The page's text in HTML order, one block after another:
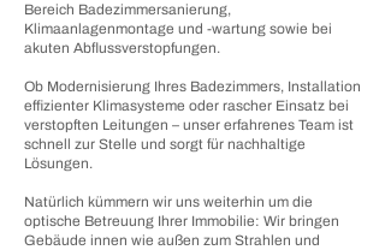
Bereich Badezimmersanierung,
Klimaanlagenmontage und -wartung sowie bei
akuten Abflussverstopfungen.
Ob Modernisierung Ihres Badezimmers, Installation
effizienter Klimasysteme oder rascher Einsatz bei
verstopften Leitungen – unser erfahrenes Team ist
schnell zur Stelle und sorgt für nachhaltige
Lösungen.
Natürlich kümmern wir uns weiterhin um die
optische Betreuung Ihrer Immobilie: Wir bringen
Gebäude innen wie außen zum Strahlen und